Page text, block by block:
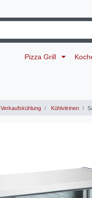
Pizza Grill
Verkaufskühlung Kühlvitrinen